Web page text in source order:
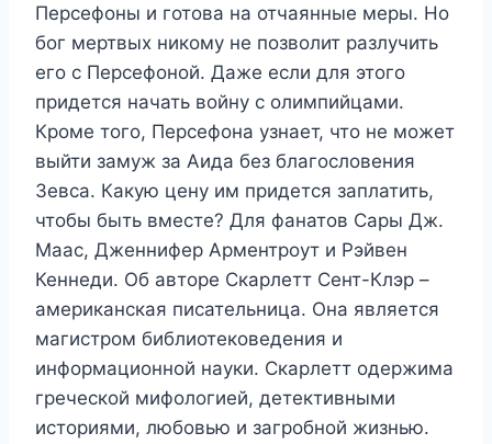
Персефоны и готова на отчаянные меры. Но
бог мертвых никому не позволит разлучить
его с Персефоной. Даже если для этого
придется начать войну с олимпийцами.
Кроме того, Персефона узнает, что не может
выйти замуж за Аида без благословения
Зевса. Какую цену им придется заплатить,
чтобы быть вместе? Для фанатов Сары Дж.
Маас, Дженнифер Арментроут и Рэйвен
Кеннеди. Об авторе Скарлетт Сент-Клэр –
американская писательница. Она является
магистром библиотековедения и
информационной науки. Скарлетт одержима
греческой мифологией, детективными
историями, любовью и загробной жизнью.